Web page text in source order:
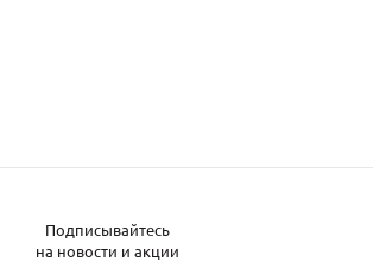
Подписывайтесь
на новости и акции